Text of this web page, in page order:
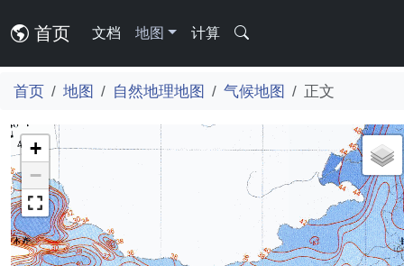
首页 文档 地图 计算
首页 地图 自然地理地图 气候地图 正文
+
−